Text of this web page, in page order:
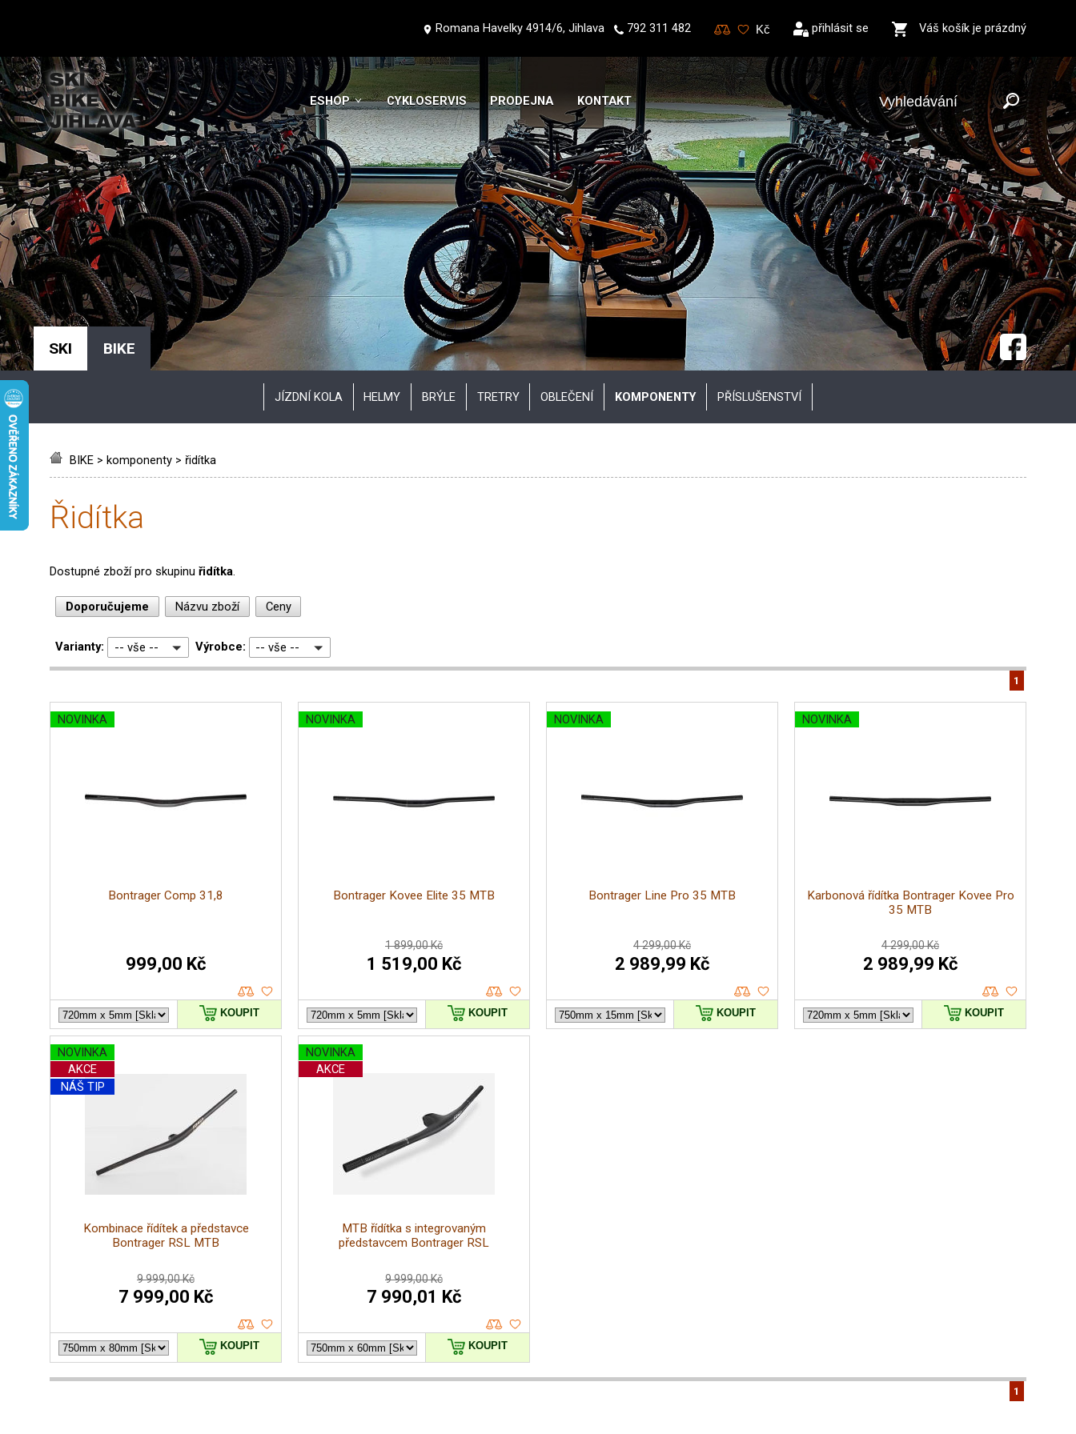
Romana Havelky 4914/6, Jihlava 792 311 482 přihlásit se Váš košík je prázdný
ESHOP CYKLOSERVIS PRODEJNA KONTAKT
SKI BIKE
JÍZDNÍ KOLA HELMY BRÝLE TRETRY OBLEČENÍ KOMPONENTY PŘÍSLUŠENSTVÍ
BIKE > komponenty > řidítka
řidítka
Dostupné zboží pro skupinu řidítka.
Doporučujeme Názvu zboží Ceny
Varianty: -- vše -- Výrobce: -- vše --
1
NOVINKA
Bontrager Comp 31,8
999,00 Kč
KOUPIT
NOVINKA
Bontrager Kovee Elite 35 MTB
1 899,00 Kč
1 519,00 Kč
KOUPIT
NOVINKA
Bontrager Line Pro 35 MTB
4 299,00 Kč
2 989,99 Kč
KOUPIT
NOVINKA
Karbonová řídítka Bontrager Kovee Pro
35 MTB
4 299,00 Kč
2 989,99 Kč
KOUPIT
NOVINKA
AKCE
NÁŠ TIP
Kombinace řídítek a představce
Bontrager RSL MTB
9 999,00 Kč
7 999,00 Kč
KOUPIT
NOVINKA
AKCE
MTB řídítka s integrovaným
představcem Bontrager RSL
9 999,00 Kč
7 990,01 Kč
KOUPIT
1